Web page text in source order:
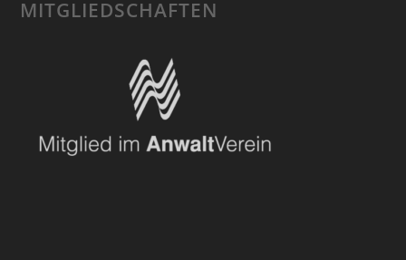
MITGLIEDSCHAFTEN